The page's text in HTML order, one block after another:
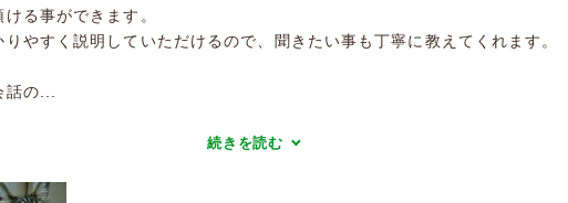
る事ができます。
りやすく説明していただけるので、聞きたい事も丁寧に教えてくれます。
の...
続きを読む